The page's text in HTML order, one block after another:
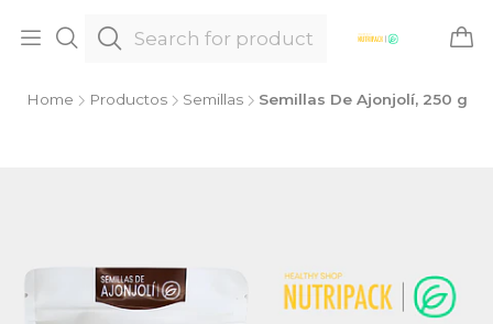
Home Productos Semillas Semillas De Ajonjolí, 250 g